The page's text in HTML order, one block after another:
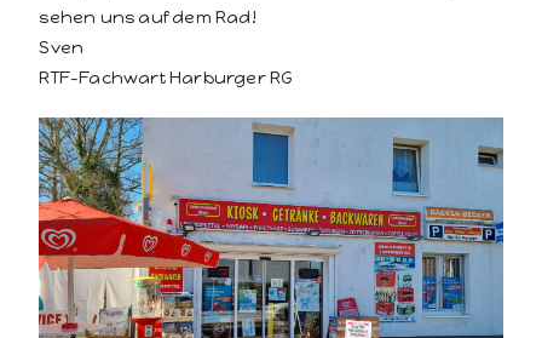
sehen uns auf dem Rad!
Sven
RTF-Fachwart Har­burg­er RG